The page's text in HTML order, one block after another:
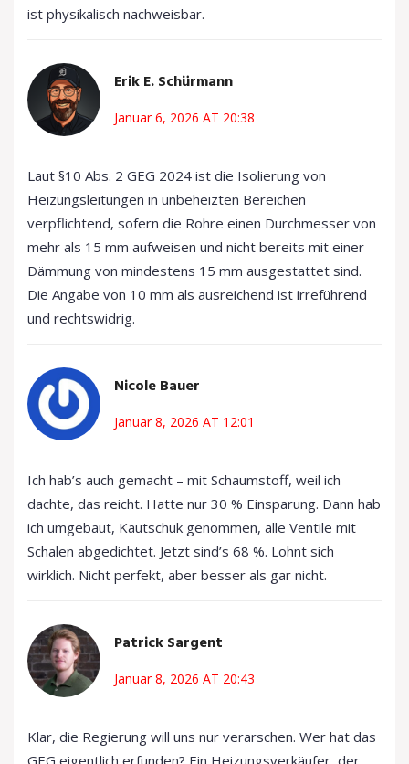
ist physikalisch nachweisbar.
Erik E. Schürmann
Januar 6, 2026 AT 20:38
Laut §10 Abs. 2 GEG 2024 ist die Isolierung von
Heizungsleitungen in unbeheizten Bereichen
verpflichtend, sofern die Rohre einen Durchmesser von
mehr als 15 mm aufweisen und nicht bereits mit einer
Dämmung von mindestens 15 mm ausgestattet sind.
Die Angabe von 10 mm als ausreichend ist irreführend
und rechtswidrig.
Nicole Bauer
Januar 8, 2026 AT 12:01
Ich hab’s auch gemacht – mit Schaumstoff, weil ich
dachte, das reicht. Hatte nur 30 % Einsparung. Dann hab
ich umgebaut, Kautschuk genommen, alle Ventile mit
Schalen abgedichtet. Jetzt sind’s 68 %. Lohnt sich
wirklich. Nicht perfekt, aber besser als gar nicht.
Patrick Sargent
Januar 8, 2026 AT 20:43
Klar, die Regierung will uns nur verarschen. Wer hat das
GEG eigentlich erfunden? Ein Heizungsverkäufer, der